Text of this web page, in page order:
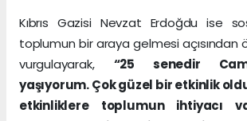
Kıbrıs Gazisi Nevzat Erdoğdu ise
toplumun bir araya gelmesi açısından
vurgulayarak, “25 senedir
yaşıyorum. Çok güzel bir etkinlik
etkinliklere toplumun ihtiyacı